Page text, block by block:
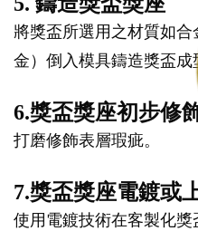
將獎盃所選用之材質如
金）倒入模具鑄造獎盃成
6.獎盃獎座初步修
打磨修飾表層瑕疵。
7.獎盃獎座電鍍或
使用電鍍技術在客製化